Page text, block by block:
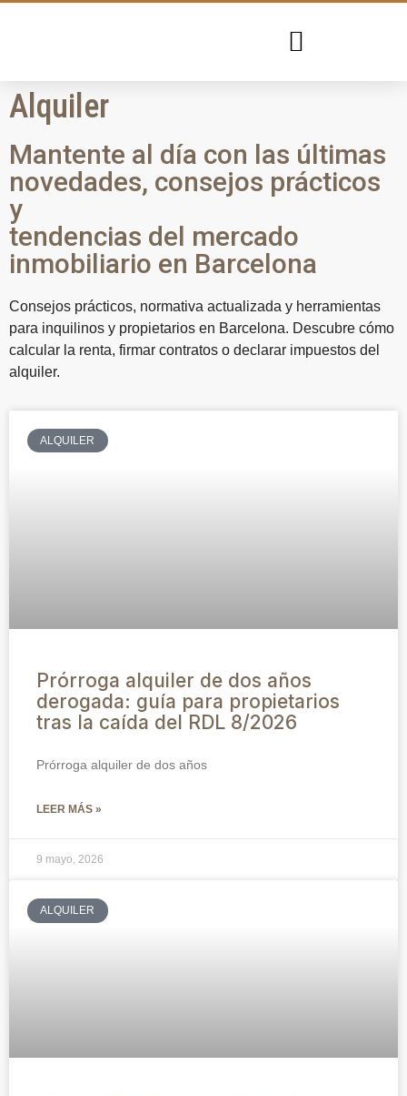
Alquiler
Mantente al día con las últimas
novedades, consejos prácticos
y
tendencias del mercado
inmobiliario en Barcelona
Consejos prácticos, normativa actualizada y herramientas
para inquilinos y propietarios en Barcelona. Descubre cómo
calcular la renta, firmar contratos o declarar impuestos del
alquiler.
ALQUILER
Prórroga alquiler de dos años
derogada: guía para propietarios
tras la caída del RDL 8/2026
Prórroga alquiler de dos años
LEER MÁS »
9 mayo, 2026
ALQUILER